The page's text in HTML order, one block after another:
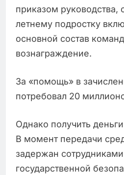
приказом руководства,
летнему подростку
основной состав
вознаграждение.
За «помощь» в
потребовал 20
Однако получить
В момент передачи
задержан
государственной